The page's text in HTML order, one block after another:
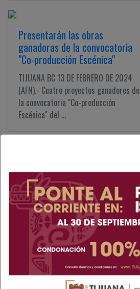
Presentarán las obras
ganadoras de la convocatoria
"Co-producción Escénica"
TIJUANA BC 13 DE FEBRERO DE 2024
(AFN).- Cuatro proyectos ganadores de
la convocatoria "Co-producción
Escénica" del ...
asistieron a la exposición Van
Gogh en Mexicali
MEXICALI BC 10 DE FEBRERO DE 2025
(AFN).- La exposición Van Gogh: “La
experiencia inmersiva” concluyó en el
Centro de ...